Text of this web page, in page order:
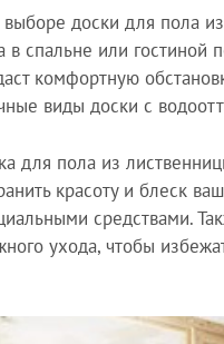
доски для пола
в спальне или гостиной
комфортную
виды доски с
для пола из
красоту и блеск
средствами.
ухода, чтобы